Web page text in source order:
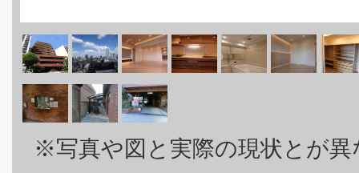
※写真や図と実際の現状とが